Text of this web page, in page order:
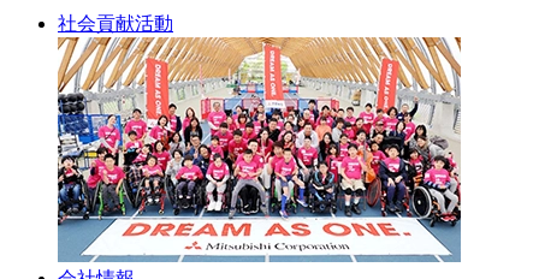
社会貢献活動